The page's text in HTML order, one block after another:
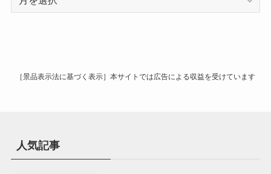
［景品表示法に基づく表示］本サイトでは広告による収益を受けています
人気記事